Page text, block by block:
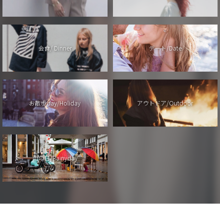
会食/ Dinner デート/Date
お散歩day/Holiday アウトドア/Outdoor
雨の日/Rainyday